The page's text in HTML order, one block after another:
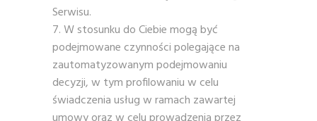
Serwisu.
W stosunku do Ciebie mogą być
podejmowane czynności polegające na
zautomatyzowanym podejmowaniu
decyzji, w tym profilowaniu w celu
świadczenia usług w ramach zawartej